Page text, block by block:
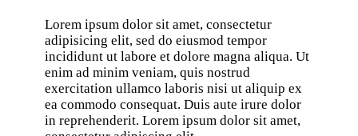
Lorem ipsum dolor sit amet, consectetur
adipisicing elit, sed do eiusmod tempor
incididunt ut labore et dolore magna aliqua. Ut
enim ad minim veniam, quis nostrud
exercitation ullamco laboris nisi ut aliquip ex
ea commodo consequat. Duis aute irure dolor
in reprehenderit. Lorem ipsum dolor sit amet,